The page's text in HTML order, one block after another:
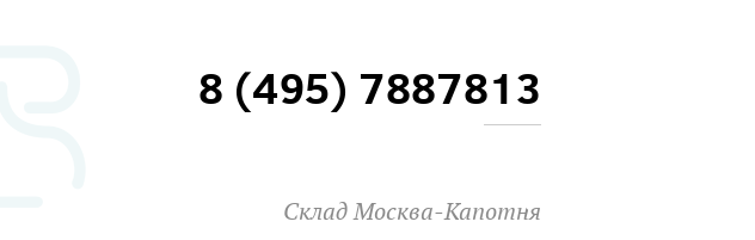
8 (495) 7887813
Склад Москва-Капотня